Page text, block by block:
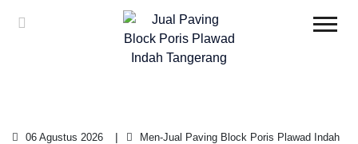
06 Agustus 2026 Men-Jual Paving Block Poris Plawad Indah